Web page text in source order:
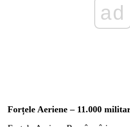
ad
Forțele Aeriene – 11.000